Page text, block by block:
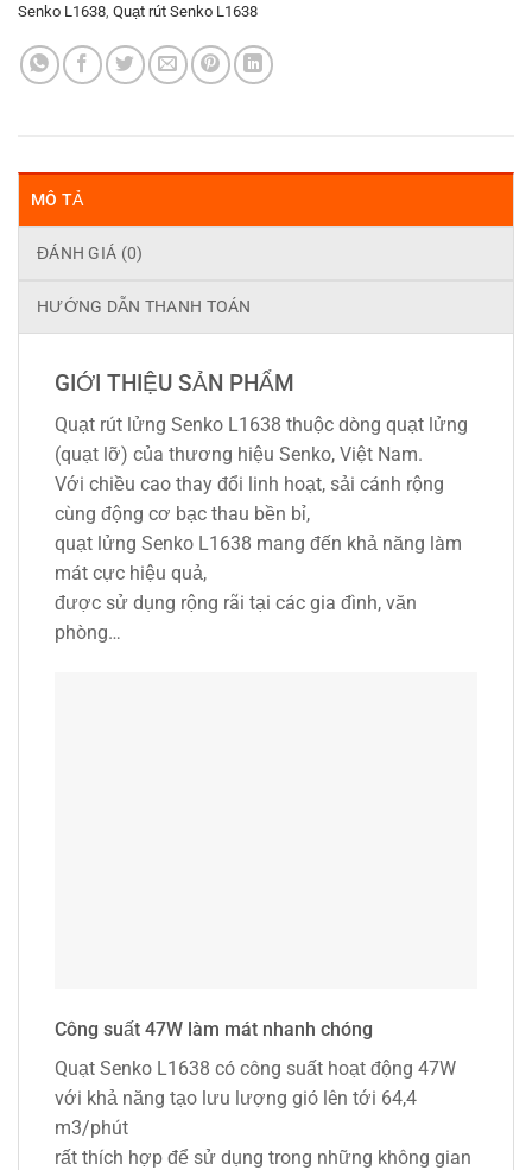
Senko L1638, Quạt rút Senko L1638
MÔ TẢ
ĐÁNH GIÁ (0)
HƯỚNG DẪN THANH TOÁN
GIỚI THIỆU SẢN PHẨM
Quạt rút lửng Senko L1638 thuộc dòng quạt lửng
(quạt lỡ) của thương hiệu Senko, Việt Nam.
Với chiều cao thay đổi linh hoạt, sải cánh rộng
cùng động cơ bạc thau bền bỉ,
quạt lửng Senko L1638 mang đến khả năng làm
mát cực hiệu quả,
được sử dụng rộng rãi tại các gia đình, văn
phòng…
Công suất 47W làm mát nhanh chóng
Quạt Senko L1638 có công suất hoạt động 47W
với khả năng tạo lưu lượng gió lên tới 64,4
m3/phút
rất thích hợp để sử dụng trong những không gian